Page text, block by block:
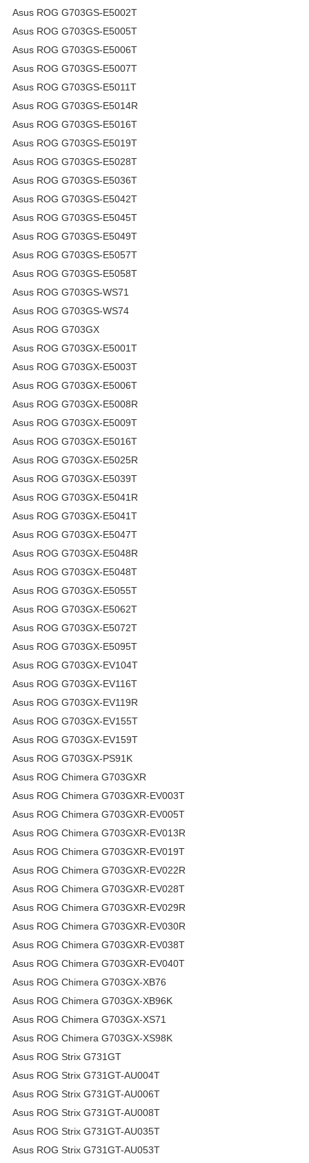
Asus ROG G703GS-E5002T
Asus ROG G703GS-E5005T
Asus ROG G703GS-E5006T
Asus ROG G703GS-E5007T
Asus ROG G703GS-E5011T
Asus ROG G703GS-E5014R
Asus ROG G703GS-E5016T
Asus ROG G703GS-E5019T
Asus ROG G703GS-E5028T
Asus ROG G703GS-E5036T
Asus ROG G703GS-E5042T
Asus ROG G703GS-E5045T
Asus ROG G703GS-E5049T
Asus ROG G703GS-E5057T
Asus ROG G703GS-E5058T
Asus ROG G703GS-WS71
Asus ROG G703GS-WS74
Asus ROG G703GX
Asus ROG G703GX-E5001T
Asus ROG G703GX-E5003T
Asus ROG G703GX-E5006T
Asus ROG G703GX-E5008R
Asus ROG G703GX-E5009T
Asus ROG G703GX-E5016T
Asus ROG G703GX-E5025R
Asus ROG G703GX-E5039T
Asus ROG G703GX-E5041R
Asus ROG G703GX-E5041T
Asus ROG G703GX-E5047T
Asus ROG G703GX-E5048R
Asus ROG G703GX-E5048T
Asus ROG G703GX-E5055T
Asus ROG G703GX-E5062T
Asus ROG G703GX-E5072T
Asus ROG G703GX-E5095T
Asus ROG G703GX-EV104T
Asus ROG G703GX-EV116T
Asus ROG G703GX-EV119R
Asus ROG G703GX-EV155T
Asus ROG G703GX-EV159T
Asus ROG G703GX-PS91K
Asus ROG Chimera G703GXR
Asus ROG Chimera G703GXR-EV003T
Asus ROG Chimera G703GXR-EV005T
Asus ROG Chimera G703GXR-EV013R
Asus ROG Chimera G703GXR-EV019T
Asus ROG Chimera G703GXR-EV022R
Asus ROG Chimera G703GXR-EV028T
Asus ROG Chimera G703GXR-EV029R
Asus ROG Chimera G703GXR-EV030R
Asus ROG Chimera G703GXR-EV038T
Asus ROG Chimera G703GXR-EV040T
Asus ROG Chimera G703GX-XB76
Asus ROG Chimera G703GX-XB96K
Asus ROG Chimera G703GX-XS71
Asus ROG Chimera G703GX-XS98K
Asus ROG Strix G731GT
Asus ROG Strix G731GT-AU004T
Asus ROG Strix G731GT-AU006T
Asus ROG Strix G731GT-AU008T
Asus ROG Strix G731GT-AU035T
Asus ROG Strix G731GT-AU053T